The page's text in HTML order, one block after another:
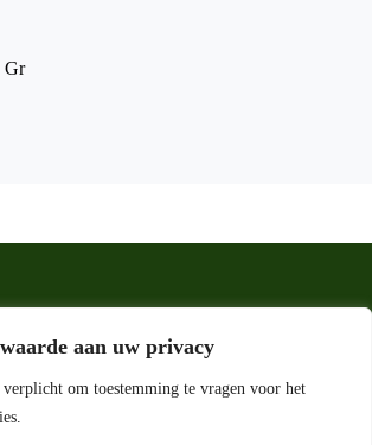
aan uw privacy
om toestemming te vragen voor het
Gr